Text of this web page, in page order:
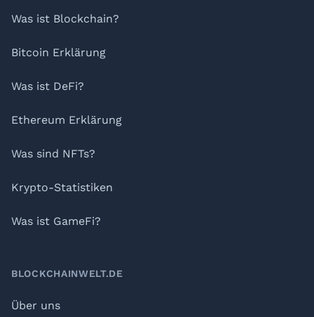
Was ist Blockchain?
Bitcoin Erklärung
Was ist DeFi?
Ethereum Erklärung
Was sind NFTs?
Krypto-Statistiken
Was ist GameFi?
BLOCKCHAINWELT.DE
Über uns